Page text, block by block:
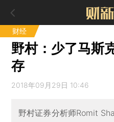
财经
野村：少了马斯
存
2018年09月29日 10:46
野村证券分析师Romit